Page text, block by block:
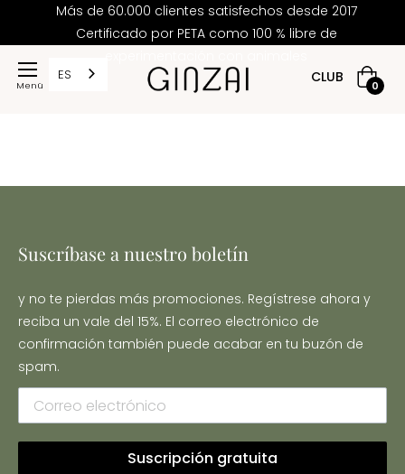
Más de 60.000 clientes satisfechos desde 2017
Certificado por PETA como 100 % libre de
CLUB
Cesta
de0
ES
Suscríbase a nuestro boletín
y no te pierdas más promociones. Regístrese ahora y
reciba un vale del 15%. El correo electrónico de
confirmación también puede acabar en tu buzón de
spam.
Suscripción gratuita